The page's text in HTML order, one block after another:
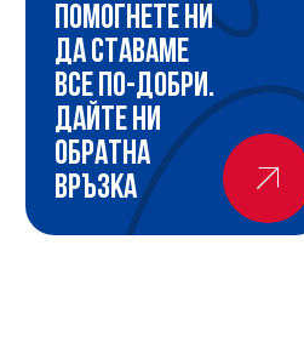
Помогнете ни
да ставаме
все по-добри.
Дайте ни
обратна
връзка